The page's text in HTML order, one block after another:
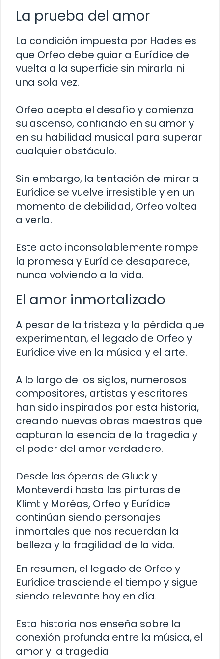
La prueba del amor
La condición impuesta por Hades es
que Orfeo debe guiar a Eurídice de
vuelta a la superficie sin mirarla ni
una sola vez.
Orfeo acepta el desafío y comienza
su ascenso, confiando en su amor y
en su habilidad musical para superar
cualquier obstáculo.
Sin embargo, la tentación de mirar a
Eurídice se vuelve irresistible y en un
momento de debilidad, Orfeo voltea
a verla.
Este acto inconsolablemente rompe
la promesa y Eurídice desaparece,
nunca volviendo a la vida.
El amor inmortalizado
A pesar de la tristeza y la pérdida que
experimentan, el legado de Orfeo y
Eurídice vive en la música y el arte.
A lo largo de los siglos, numerosos
compositores, artistas y escritores
han sido inspirados por esta historia,
creando nuevas obras maestras que
capturan la esencia de la tragedia y
el poder del amor verdadero.
Desde las óperas de Gluck y
Monteverdi hasta las pinturas de
Klimt y Moréas, Orfeo y Eurídice
continúan siendo personajes
inmortales que nos recuerdan la
belleza y la fragilidad de la vida.
En resumen, el legado de Orfeo y
Eurídice trasciende el tiempo y sigue
siendo relevante hoy en día.
Esta historia nos enseña sobre la
conexión profunda entre la música, el
amor y la tragedia.